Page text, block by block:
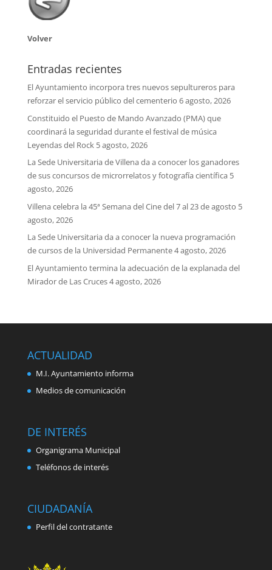
Volver
Entradas recientes
El Ayuntamiento incorpora tres nuevos sepultureros para
reforzar el servicio público del cementerio 6 agosto, 2026
Constituido el Puesto de Mando Avanzado (PMA) que
coordinará la seguridad durante el festival de música
Leyendas del Rock 5 agosto, 2026
La Sede Universitaria de Villena da a conocer los ganadores
de sus concursos de microrrelatos y fotografía científica 5
agosto, 2026
Villena celebra la 45ª Semana del Cine del 7 al 23 de agosto 5
agosto, 2026
La Sede Universitaria da a conocer la nueva programación
de cursos de la Universidad Permanente4 agosto, 2026
El Ayuntamiento termina la adecuación de la explanada del
Mirador de Las Cruces4 agosto, 2026
ACTUALIDAD
M.I. Ayuntamiento informa
Medios de comunicación
DE INTERÉS
Organigrama Municipal
Teléfonos de interés
CIUDADANÍA
Perfil del contratante